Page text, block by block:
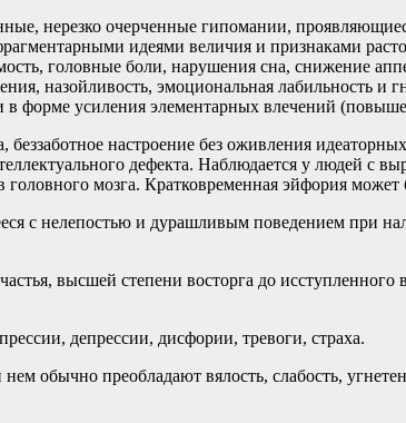
нерезко очерченные гипомании,
идеями величия и признаками
головные боли, нарушения сна, снижение
назойливость, эмоциональная лабильность и
форме усиления элементарных влечений
настроение без оживления
дефекта. Наблюдается у людей с
головного мозга. Кратковременная эйфория
с нелепостью и дурашливым поведением при
высшей степени восторга до
депрессии, дисфории, тревоги, страха.
обычно преобладают вялость, слабость,